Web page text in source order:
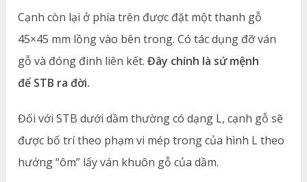
Cạnh còn lại ở phía trên được đặt một thanh gỗ
45×45 mm lồng vào bên trong. Có tác dụng đỡ ván
gỗ và đóng đinh liên kết.Đây chính là sứ mệnh
để STB ra đời.
Đối với STB dưới dầm thường có dạng L, cạnh gỗ sẽ
được bố trí theo phạm vi mép trong của hình L theo
hướng “ôm” lấy ván khuôn gỗ của dầm.